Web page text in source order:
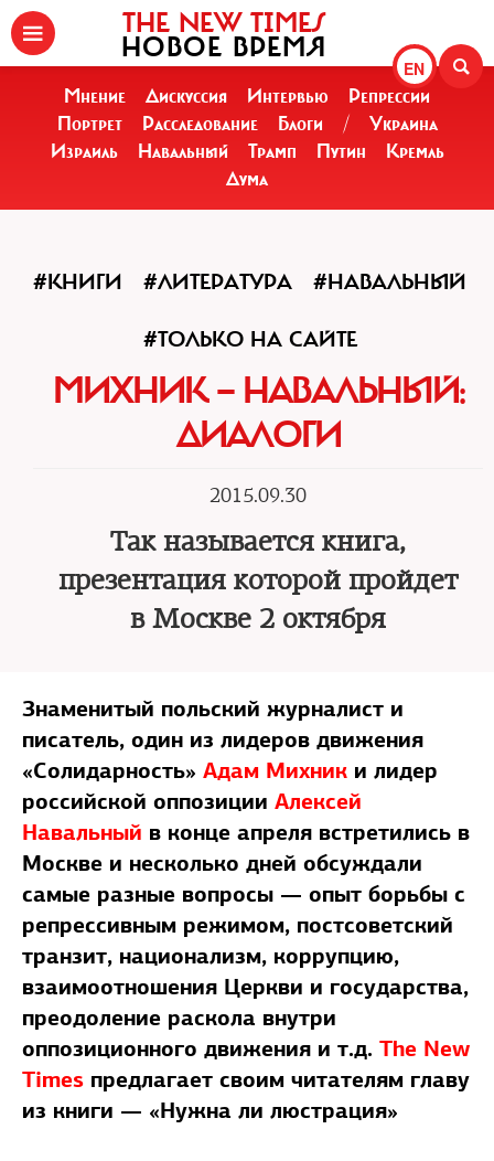
EN
THE NEW TIMES
НОВОЕ ВРЕМЯ
Мнение Дискуссия Интервью
Репрессии
Портрет
Расследование Блоги /
Украина
Израиль
Навальный Трамп Путин
Кремль
Дума
#КНИГИ #ЛИТЕРАТУРА #НАВАЛЬНЫЙ
#ТОЛЬКО НА САЙТЕ
МИХНИК — НАВАЛЬНЫЙ:
ДИАЛОГИ
2015.09.30
Так называется книга,
презентация которой пройдет
в Москве 2 октября
Знаменитый польский журналист и
писатель, один из лидеров движения
«Солидарность» Адам Михник и лидер
российской оппозиции Алексей
Навальный в конце апреля встретились в
Москве и несколько дней обсуждали
самые разные вопросы — опыт борьбы с
репрессивным режимом, постсоветский
транзит, национализм, коррупцию,
взаимоотношения Церкви и государства,
преодоление раскола внутри
оппозиционного движения и т.д. The New
Times предлагает своим читателям главу
из книги — «Нужна ли люстрация»